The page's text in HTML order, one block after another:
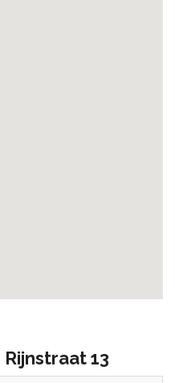
Rijnstraat 13